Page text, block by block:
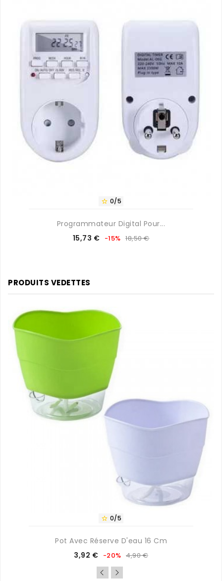
 0/5
Programmateur Digital Pour...
Prix
15,73 € Prix
-15% 18,50 €
PRODUITS VEDETTES
 0/5
Pot Avec Réserve D'eau 16 Cm
Prix
3,92 € Prix
de
base
-20% 4,90 €